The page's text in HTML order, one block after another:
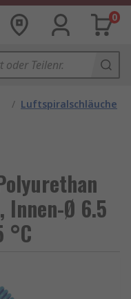
0
/ Luftspiralschläuche
Innen-Ø 6.5
°C